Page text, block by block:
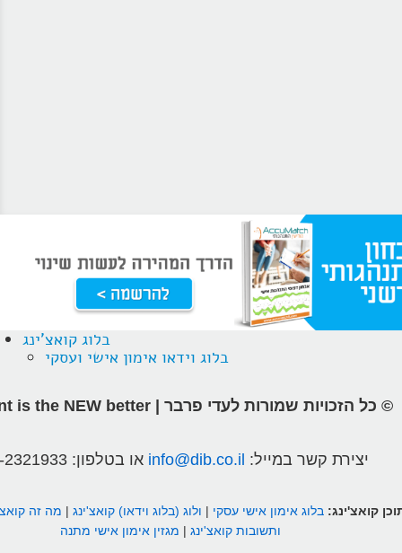
בלוג קואצ'ינג
בלוג וידאו אימון אישי ועסקי
© כל הזכויות שמורות לעדי פרבר | different is the NEW better
יצירת קשר במייל: info@dib.co.il או בטלפון: 2321933
קואצ'ינג: בלוג אימון אישי עסקי | ולוג (בלוג וידאו) קואצ'ינג | מה זה
ותשובות קואצ'ינג | מגזין אימון אישי מתנה